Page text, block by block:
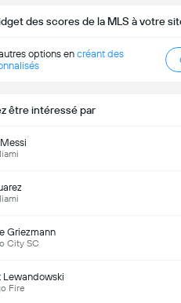
des scores de la MLS à votre
options en créant des
être intéressé par
Griezmann
City SC
Lewandowski
Fire